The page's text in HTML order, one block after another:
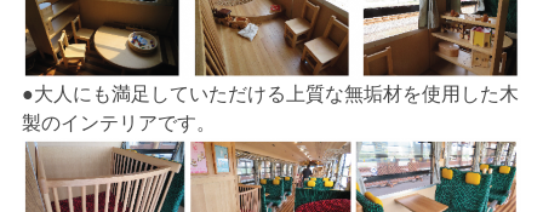
●大人にも満足していただける上質な無垢材を使用した木
製のインテリアです。